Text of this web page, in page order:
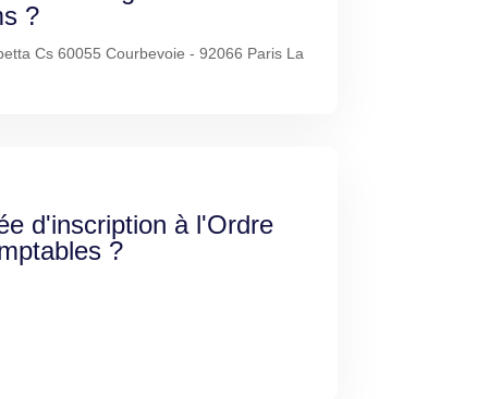
?
Cs 60055 Courbevoie - 92066 Paris La
d'inscription à l'Ordre
?